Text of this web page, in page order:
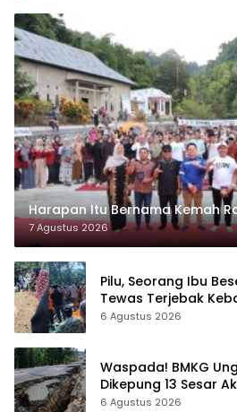
Harapan Itu Bernama Kemah
7 Agustus 2026
Pilu, Seorang Ibu
Tewas Terjebak
6 Agustus 2026
Waspada! BMKG
Dikepung 13 Sesar
Sudah Terekam
6 Agustus 2026